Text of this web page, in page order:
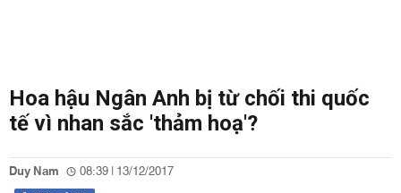
Hoa hậu Ngân Anh bị từ chối thi quốc
tế vì nhan sắc 'thảm hoạ'?
Duy Nam 08:39 | 13/12/2017